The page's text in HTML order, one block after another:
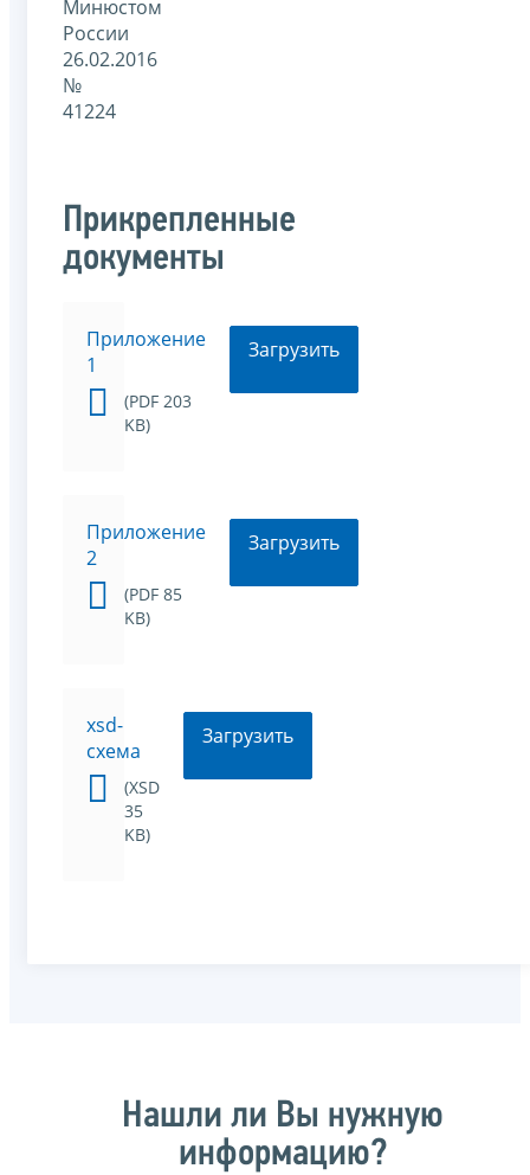
Минюстом
России
26.02.2016
№
41224
Прикрепленные
документы
Приложение
1
(PDF 203
KB)
Загрузить
Приложение
2
(PDF 85
KB)
Загрузить
xsd-
схема
(XSD
35
KB)
Загрузить
Нашли ли Вы нужную
информацию?